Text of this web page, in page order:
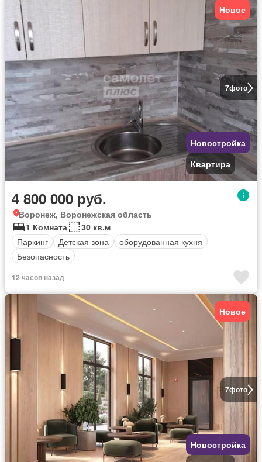
7фото
Новое
Новостройка
Квартира
4 800 000 руб.
Воронеж, Воронежская область
1 Комната
30 кв.м
Паркинг
Детская зона
оборудованная кухня
Безопасность
12 часов назад
7фото
Новое
Новостройка